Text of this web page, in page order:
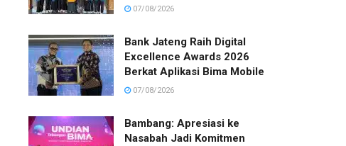
07/08/2026
Bank Jateng Raih Digital
Excellence Awards 2026
Berkat Aplikasi Bima Mobile
07/08/2026
Bambang: Apresiasi ke
Nasabah Jadi Komitmen